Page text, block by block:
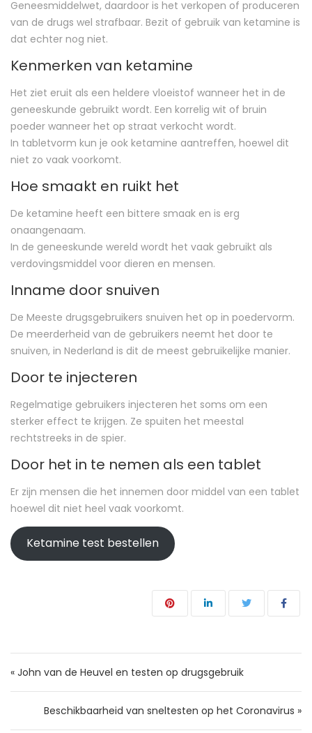
Geneesmiddelwet, daardoor is het verkopen of produceren
van de drugs wel strafbaar. Bezit of gebruik van ketamine is
dat echter nog niet.
Kenmerken van ketamine
Het ziet eruit als een heldere vloeistof wanneer het in de
geneeskunde gebruikt wordt. Een korrelig wit of bruin
poeder wanneer het op straat verkocht wordt.
In tabletvorm kun je ook ketamine aantreffen, hoewel dit
niet zo vaak voorkomt.
Hoe smaakt en ruikt het
De ketamine heeft een bittere smaak en is erg
onaangenaam.
In de geneeskunde wereld wordt het vaak gebruikt als
verdovingsmiddel voor dieren en mensen.
Inname door snuiven
De Meeste drugsgebruikers snuiven het op in poedervorm.
De meerderheid van de gebruikers neemt het door te
snuiven, in Nederland is dit de meest gebruikelijke manier.
Door te injecteren
Regelmatige gebruikers injecteren het soms om een
sterker effect te krijgen. Ze spuiten het meestal
rechtstreeks in de spier.
Door het in te nemen als een tablet
Er zijn mensen die het innemen door middel van een tablet
hoewel dit niet heel vaak voorkomt.
Ketamine test bestellen
Bericht navigatie
« John van de Heuvel en testen op drugsgebruik
Beschikbaarheid van sneltesten op het Coronavirus »